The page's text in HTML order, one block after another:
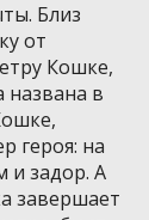
Близ
от
Кошке,
названа в
героя: на
и задор. А
завершает